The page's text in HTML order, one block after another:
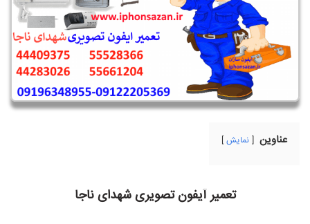
عناوین نمایش
تعمیر آیفون تصویری شهدای ناجا